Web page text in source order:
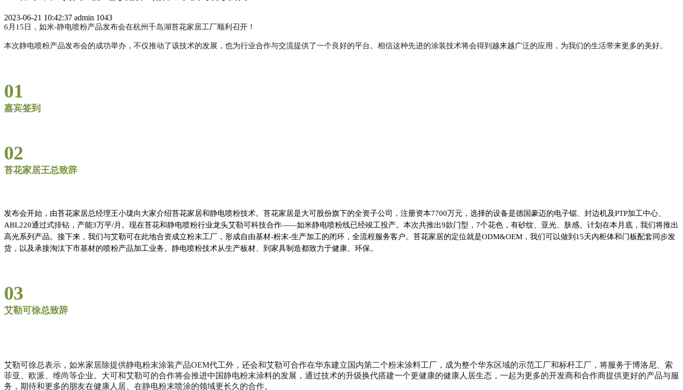
2023-06-21 10:42:37 admin 1043
6月15日，如米-静电喷粉产品发布会在杭州千岛湖苔花家居工厂顺利召开！
本次静电喷粉产品发布会的成功举办，不仅推动了该技术的发展，也为行业合作与交流提供了一个良好的平台。相信这种先进的涂装技术将会得到越来越广泛的应用，为我们的生活带来更多的美好。
01
嘉宾签到
02
苔花家居王总致辞
发布会开始，由苔花家居总经理王小珑向大家介绍苔花家居和静电喷粉技术。苔花家居是大可股份旗下的全资子公司，注册资本7700万元，选择的设备是德国豪迈的电子锯、封边机及PTP加工中心、
ABL220通过式排钻，产能3万平/月。现在苔花和静电喷粉行业龙头艾勒可科技合作——如米静电喷粉线已经竣工投产。本次共推出9款门型，7个花色，有砂纹、亚光、肤感。计划在本月底，我们将推出
高光系列产品。接下来，我们与艾勒可在此地合资成立粉末工厂，形成自由基材-粉末-生产加工的闭环，全流程服务客户。苔花家居的定位就是ODM&OEM，我们可以做到15天内柜体和门板配套同步发
货，以及承接淘汰下市基材的喷粉产品加工业务。静电喷粉技术从生产板材、到家具制造都致力于健康、环保。
03
艾勒可徐总致辞
艾勒可徐总表示 ， 如米家居除提供静电粉末涂装产品OEM代工外，还会和艾勒可合作在华东建立国内第二个粉末涂料工厂，成为整个华东区域的示范工厂和标杆工厂，将服务于博洛尼、索
菲亚、欧派、维尚等企业。大可和艾勒可的合作将会推进中国静电粉末涂料的发展，通过技术的升级换代搭建一个更健康的健康人居生态，一起为更多的开发商和合作商提供更好的产品与服
务，期待和更多的朋友在健康人居、在静电粉末喷涂的领域更长久的合作。